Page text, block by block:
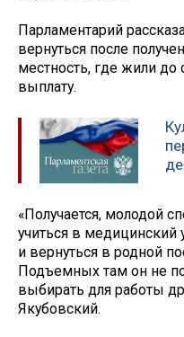
Парламентарий
вернуться после
местность, где жили до
выплату.
«Получается, молодой
учиться в медицинский
и вернуться в родной
Подъемных там он не
выбирать для работы
Якубовский.